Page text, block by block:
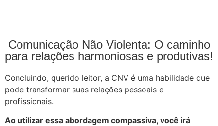
Comunicação Não Violenta: O caminho
para relações harmoniosas e produtivas!
Concluindo, querido leitor, a CNV é uma habilidade que
pode transformar suas relações pessoais e
profissionais.
Ao utilizar essa abordagem compassiva, você irá